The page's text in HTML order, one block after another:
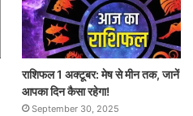
राशिफल 1 अक्टूबर: मेष से मीन तक, जानें
आपका दिन कैसा रहेगा!
September 30, 2025